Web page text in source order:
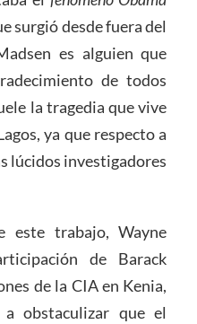
surgió desde fuera del
es alguien que
de todos
la tragedia que vive
ya que respecto a
lúcidos investigadores
este trabajo, Wayne
de Barack
de la CIA en Kenia,
a obstaculizar que el